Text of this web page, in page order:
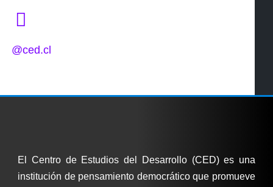
@ced.cl
El Centro de Estudios del Desarrollo (CED) es una
institución de pensamiento democrático que promueve